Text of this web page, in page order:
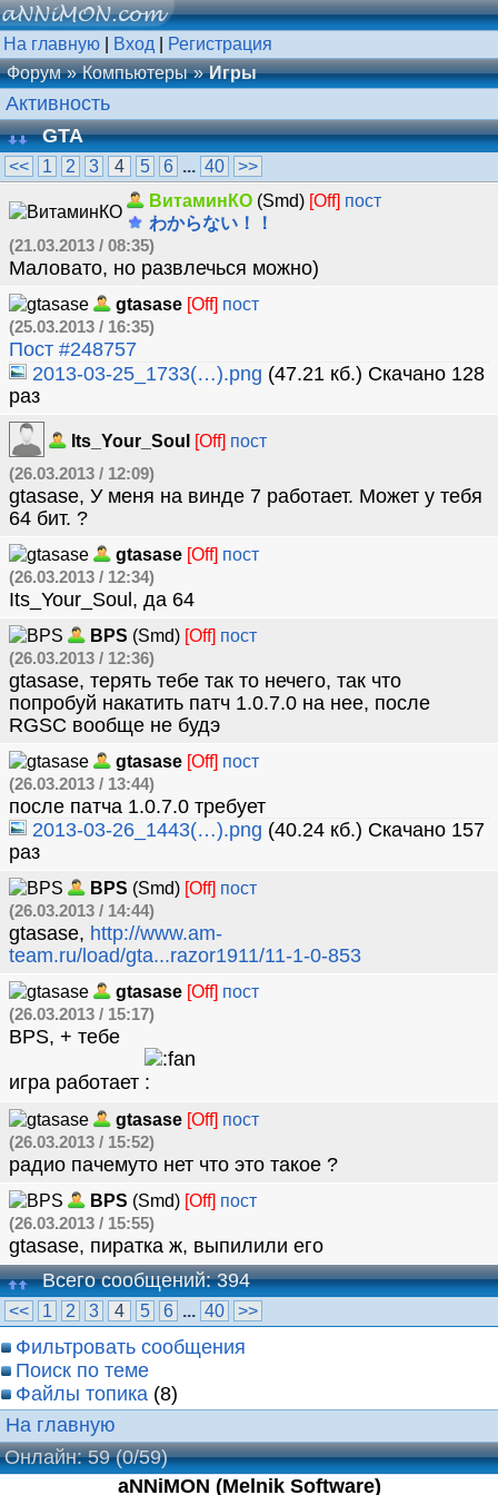
На главную Вход
Регистрация
Форум
Компьютеры Игры
Активность
GTA
<< 1 2 3 4 5 6 ... 40
>>
ВитаминКО (Smd) [Off] пост
わからない！！
(21.03.2013 / 08:35)
Маловато, но развлечься можно)
gtasase [Off] пост
(25.03.2013 / 16:35)
Пост #248757
2013-03-25_1733(…).png (47.21 кб.) Скачано 128
раз
Its_Your_Soul [Off] пост
(26.03.2013 / 12:09)
gtasase, У меня на винде 7 работает. Может у тебя
64 бит. ?
gtasase [Off] пост
(26.03.2013 / 12:34)
Its_Your_Soul, да 64
BPS (Smd) [Off] пост
(26.03.2013 / 12:36)
gtasase, терять тебе так то нечего, так что
попробуй накатить патч 1.0.7.0 на нее, после
RGSC вообще не будэ
gtasase [Off] пост
(26.03.2013 / 13:44)
после патча 1.0.7.0 требует
2013-03-26_1443(…).png (40.24 кб.) Скачано 157
раз
BPS (Smd) [Off] пост
(26.03.2013 / 14:44)
gtasase, http://www.am-
team.ru/load/gta...razor1911/11-1-0-853
gtasase [Off] пост
(26.03.2013 / 15:17)
BPS, + тебе
игра работает
gtasase [Off] пост
(26.03.2013 / 15:52)
радио пачемуто нет что это такое ?
BPS (Smd) [Off] пост
(26.03.2013 / 15:55)
gtasase, пиратка ж, выпилили его
Всего сообщений: 394
<< 1 2 3 4 5 6 ... 40 >>
Фильтровать сообщения
Поиск по теме
Файлы топика (8)
На главную
Онлайн: 59(0/59)
aNNiMON (Melnik Software)